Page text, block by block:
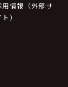
用情報（外部サ
）